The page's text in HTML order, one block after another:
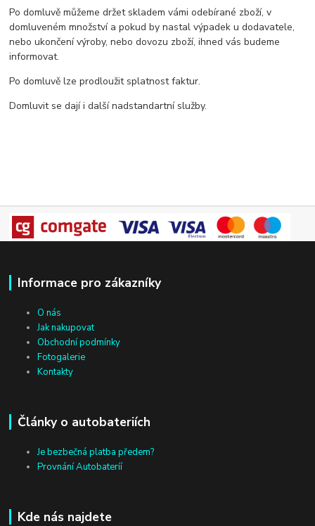
Po domluvě můžeme držet skladem vámi odebírané zboží, v
domluveném množství a pokud by nastal výpadek u dodavatele,
nebo ukončení výroby, nebo dovozu zboží, ihned vás budeme
informovat.
Po domluvě lze prodloužit splatnost faktur.
Domluvit se dají i další nadstandartní služby.
Informace pro zákazníky
O nás
Jak nakupovat
Obchodní podmínky
Fotogalerie
Kontakty
Články o autobateriích
Je bezbečná platba předem?
Provnání Autobateríí
Kde nás najdete